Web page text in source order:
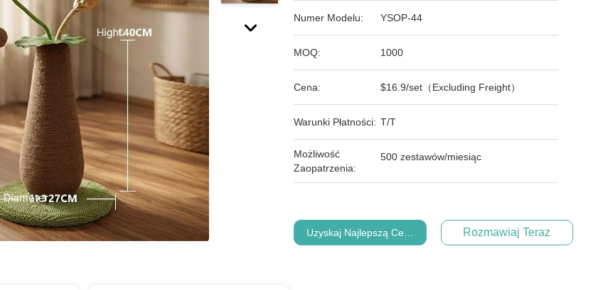
Numer Modelu: YSOP-44
MOQ: 1000
Cena: $16.9/set（Excluding Freight）
Warunki Płatności: T/T
Możliwość
Zaopatrzenia:
500 zestawów/miesiąc
Uzyskaj Najlepszą Cenę Rozmawiaj Teraz